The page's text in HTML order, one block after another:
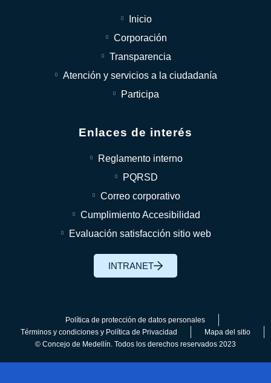
Inicio
Corporación
Transparencia
Atención y servicios a la ciudadanía
Participa
Enlaces de interés
Reglamento interno
PQRSD
Correo corporativo
Cumplimiento Accesibilidad
Evaluación satisfacción sitio web
INTRANET
Política de protección de datos personales
Términos y condiciones y Política de Privacidad
Mapa del sitio
© Concejo de Medellín. Todos los derechos reservados 2023